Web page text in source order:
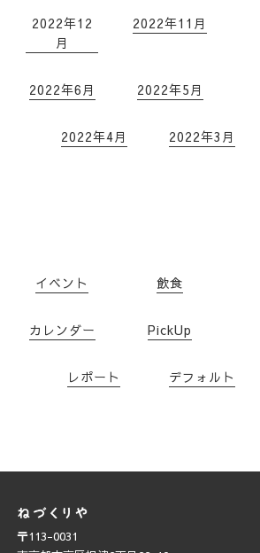
2022年12
月
2022年11月
2022年6月 2022年5月
2022年4月 2022年3月
イベント 飲食
カレンダー PickUp
レポート デフォルト
〒113-0031